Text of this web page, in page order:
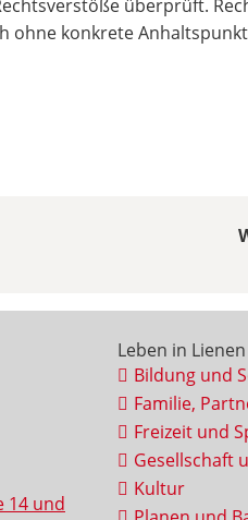
überprüft.
ohne konkrete
14 und
Leben in Lienen
Bildung und
Familie,
Freizeit und
Gesellschaft
Kultur